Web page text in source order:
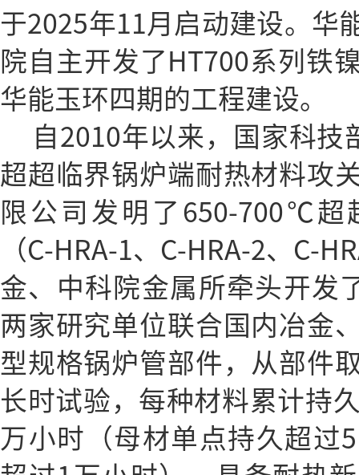
于2025年11月启动建设。华
院自主开发了HT700系列铁
华能玉环四期的工程建设。
自2010年以来，国家科
超超临界锅炉端耐热材料攻
限公司发明了650-700℃超
（C-HRA-1、C-HRA-2、C-
金、中科院金属所牵头开发
两家研究单位联合国内冶金
型规格锅炉管部件，从部件
长时试验，每种材料累计持
万小时（母材单点持久超过